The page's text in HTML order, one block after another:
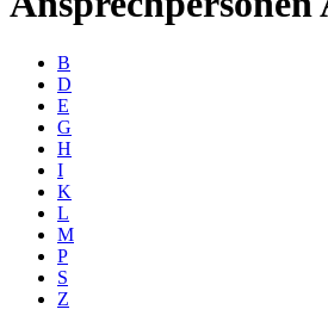
B
D
E
G
H
I
K
L
M
P
S
Z